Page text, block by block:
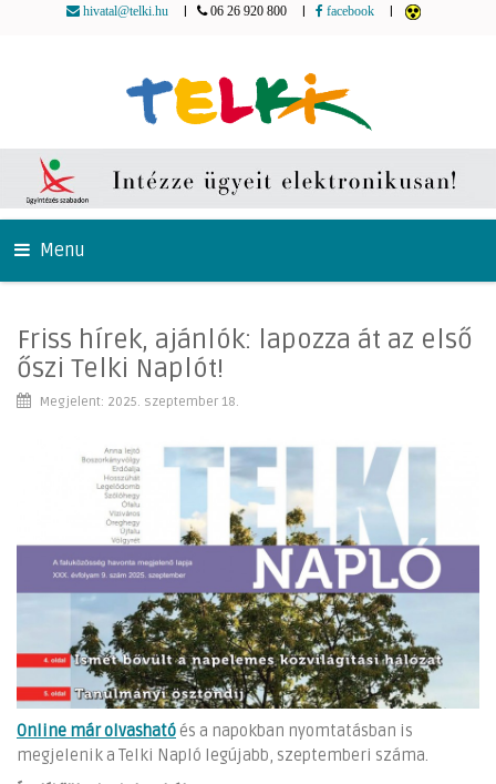
hivatal@telki.hu 06 26 920 800 facebook
Menu
Friss hírek, ajánlók: lapozza át az első
őszi Telki Naplót!
Megjelent: 2025. szeptember 18.
Online már olvasható és a napokban nyomtatásban is
megjelenik a Telki Napló legújabb, szeptemberi száma.